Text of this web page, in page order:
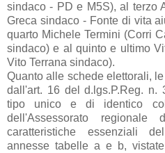
sindaco - PD e M5S), al terzo
Greca sindaco - Fonte di vita
quarto Michele Termini (Corri
sindaco) e al quinto e ultimo
Vito Terrana sindaco).
Quanto alle schede elettorali,
dall'art. 16 del d.lgs.P.Reg. n.
tipo unico e di identico
dell'Assessorato
caratteristiche essenziali
annesse tabelle a e b,